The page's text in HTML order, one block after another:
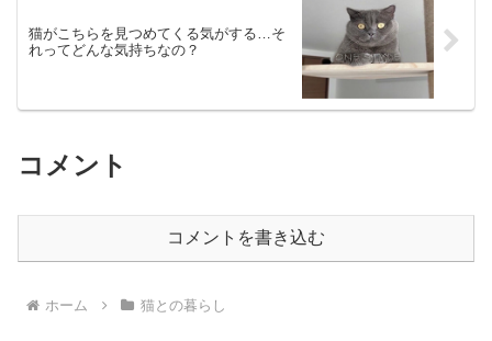
猫がこちらを見つめてくる気がする…そ
れってどんな気持ちなの？
コメント
コメントを書き込む
ホーム 猫との暮らし